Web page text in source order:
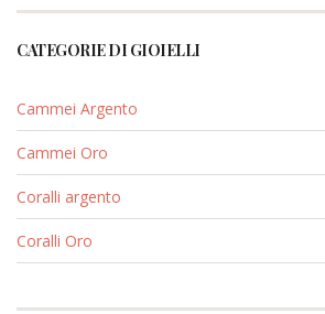
CATEGORIE DI GIOIELLI
Cammei Argento
Cammei Oro
Coralli argento
Coralli Oro